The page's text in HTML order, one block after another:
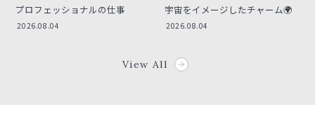
プロフェッショナルの仕事
2026.08.04
宇宙をイメージしたチャーム🌍
2026.08.04
View All